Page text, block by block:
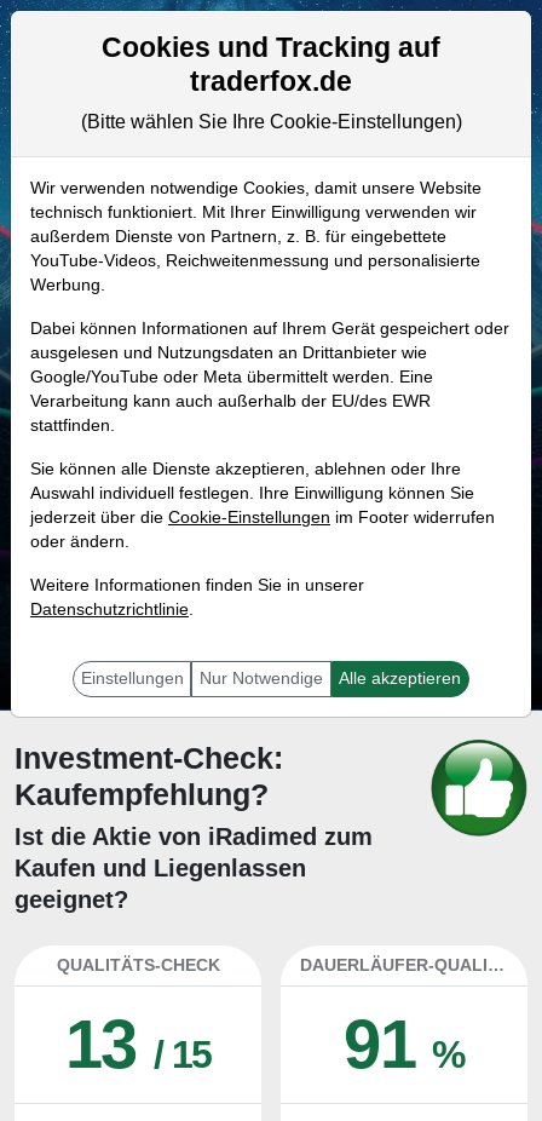
Aktien- und Artikelsuche
A118V4 | IRMD–iRadimed Aktie
Realtime-Aktienkurs:
-
-
Marktkapitalisierung 1,18 Mrd. USD
Unternehmenswert 1,13 Mrd. USD
MONKEY-TRADER INDIKATOR
69.7 %
Mit 69.7 % Wahrscheinlichkeit wird selbst der unglücklichst agierende Trader
Investment-Check:
Kaufempfehlung?
Ist die Aktie von iRadimed zum
Kaufen und Liegenlassen
geeignet?
QUALITÄTS-CHECK
13 / 15
DAUERLÄUFER-QUALITÄTEN
91%
Cookies und Tracking auf
traderfox.de
(Bitte wählen Sie Ihre Cookie-Einstellungen)
Wir verwenden notwendige Cookies, damit unsere Website
technisch funktioniert. Mit Ihrer Einwilligung verwenden wir
außerdem Dienste von Partnern, z. B. für eingebettete
YouTube-Videos, Reichweitenmessung und personalisierte
Werbung.
Dabei können Informationen auf Ihrem Gerät gespeichert oder
ausgelesen und Nutzungsdaten an Drittanbieter wie
Google/YouTube oder Meta übermittelt werden. Eine
Verarbeitung kann auch außerhalb der EU/des EWR
stattfinden.
Sie können alle Dienste akzeptieren, ablehnen oder Ihre
Auswahl individuell festlegen. Ihre Einwilligung können Sie
jederzeit über die Cookie-Einstellungen im Footer widerrufen
oder ändern.
Weitere Informationen finden Sie in unserer
Datenschutzrichtlinie.
Einstellungen Nur Notwendige Alle akzeptieren